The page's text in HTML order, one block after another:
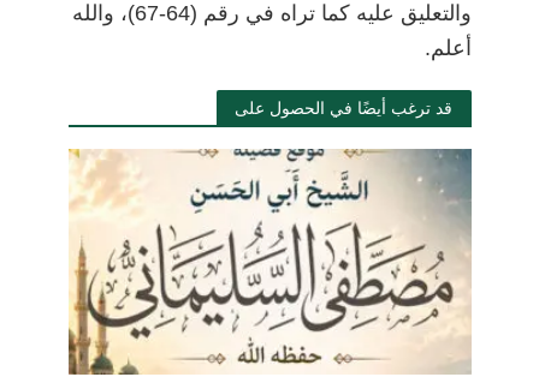
والتعليق عليه كما تراه في رقم (64-67)، والله
أعلم.
قد ترغب أيضًا في الحصول على